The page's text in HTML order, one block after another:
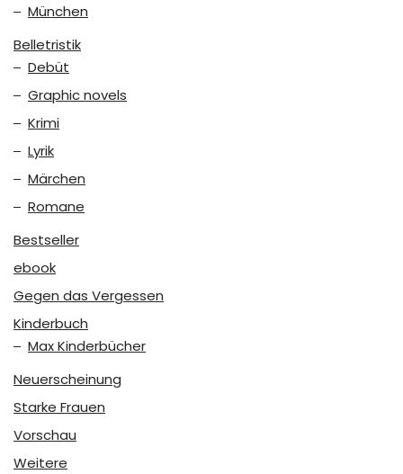
München
Belletristik
Debüt
Graphic novels
Krimi
Lyrik
Märchen
Romane
Bestseller
ebook
Gegen das Vergessen
Kinderbuch
Max Kinderbücher
Neuerscheinung
Starke Frauen
Vorschau
Weitere